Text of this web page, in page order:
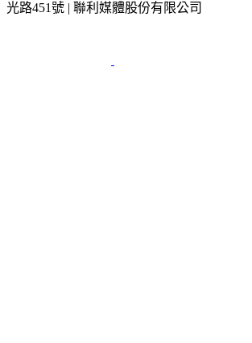
光路451號 | 聯利媒體股份有限公司